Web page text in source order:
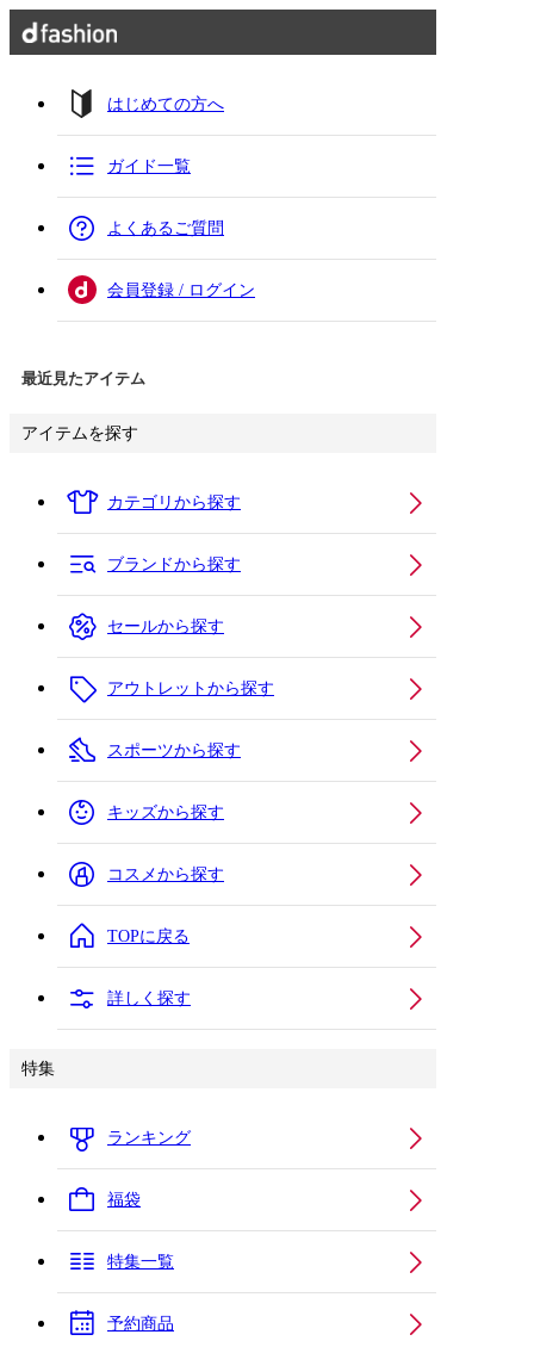
はじめての方へ
ガイド一覧
よくあるご質問
会員登録 / ログイン
最近見たアイテム
アイテムを探す
カテゴリから探す
ブランドから探す
セールから探す
アウトレットから探す
スポーツから探す
キッズから探す
コスメから探す
TOPに戻る
詳しく探す
特集
ランキング
福袋
特集一覧
予約商品